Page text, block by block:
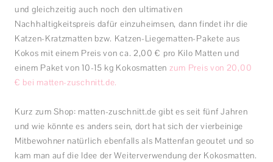
und gleichzeitig auch noch den ultimativen
Nachhaltigkeitspreis dafür einzuheimsen, dann findet ihr die
Katzen-Kratzmatten bzw. Katzen-Liegematten-Pakete aus
Kokos mit einem Preis von ca. 2,00 € pro Kilo Matten und
einem Paket von 10-15 kg Kokosmatten zum Preis von 20,00
€ bei matten-zuschnitt.de.
Kurz zum Shop: matten-zuschnitt.de gibt es seit fünf Jahren
und wie könnte es anders sein, dort hat sich der vierbeinige
Mitbewohner natürlich ebenfalls als Mattenfan geoutet und so
kam man auf die Idee der Weiterverwendung der Kokosmatten.